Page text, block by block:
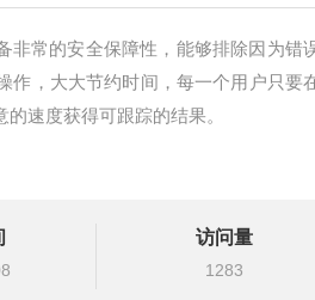
非常的安全保障性，能够排除因为错
作，大大节约时间，每一个用户只要
速度获得可跟踪的结果。
访问量
1283